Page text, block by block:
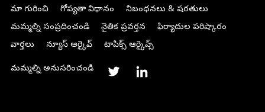
మా గురించి గోప్యతా విధానం
నిబంధనలు & షరతులు
మమ్మల్ని సంప్రదించండి
నైతిక ప్రవర్తన
ఫిర్యాదుల పరిష్కారం
వార్తలు
న్యూస్ ఆర్కైవ్ టాపిక్స్ ఆర్కైవ్స్
మమ్మల్ని అనుసరించండి